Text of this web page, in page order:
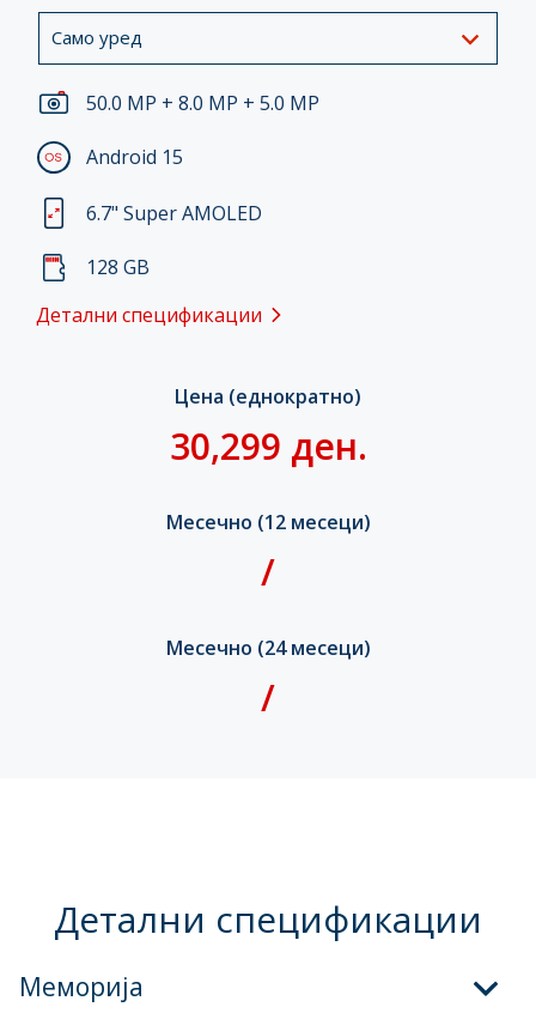
Само уред
50.0 MP + 8.0 MP + 5.0 MP
Android 15
6.7" Super AMOLED
128 GB
Детални спецификации
Цена (еднократно)
30,299 ден.
Месечно (12 месеци)
/
Месечно (24 месеци)
/
Детални спецификации
Меморија